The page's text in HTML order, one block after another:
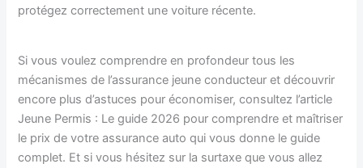
protégez correctement une voiture récente.
Si vous voulez comprendre en profondeur tous les
mécanismes de l’assurance jeune conducteur et découvrir
encore plus d’astuces pour économiser, consultez l’article
Jeune Permis : Le guide 2026 pour comprendre et maîtriser
le prix de votre assurance auto qui vous donne le guide
complet. Et si vous hésitez sur la surtaxe que vous allez